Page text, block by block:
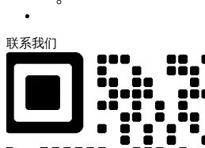
联系我们